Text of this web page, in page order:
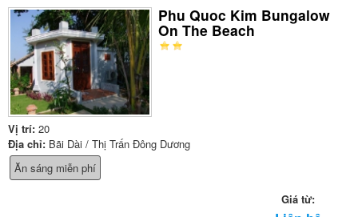
Phu Quoc Kim Bungalow
On The Beach
Vị trí: 20
Địa chỉ: Bãi Dài / Thị Trấn Đông Dương
Ăn sáng miễn phí
Giá từ: